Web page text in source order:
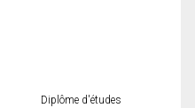
Diplôme d'études